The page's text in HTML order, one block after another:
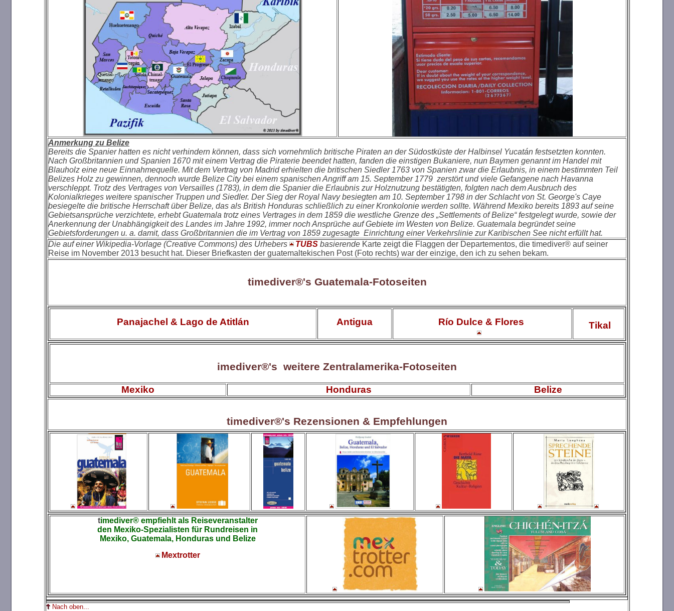
Anmerkung zu Belize
Bereits die Spanier hatten es nicht verhindern können, dass sich vornehmlich britische Piraten an der Südostküste der Halbinsel Yucatán festsetzten konnten.
Nach Großbritannien und Spanien 1670 mit einem Vertrag die Piraterie beendet hatten, fanden die einstigen Bukaniere, nun Baymen genannt im Handel mit
Blauholz eine neue Einnahmequelle. Mit dem Vertrag von Madrid erhielten die britischen Siedler 1763 von Spanien zwar die Erlaubnis, in einem bestimmten Teil
Belizes Holz zu gewinnen, dennoch wurde Belize City bei einem spanischen Angriff am 15. September 1779 zerstört und viele Gefangene nach Havanna
verschleppt. Trotz des Vertrages von Versailles (1783), in dem die Spanier die Erlaubnis zur Holznutzung bestätigten, folgten nach dem Ausbruch des
Kolonialkrieges weitere spanischer Truppen und Siedler. Der Sieg der Royal Navy besiegten am 10. September 1798 in der Schlacht von St. George's Caye
besiegelte die britische Herrschaft über Belize, das als British Honduras schließlich zu einer Kronkolonie werden sollte. Während Mexiko bereits 1893 auf seine
Gebietsansprüche verzichtete, erhebt Guatemala trotz eines Vertrages in dem 1859 die westliche Grenze des „Settlements of Belize“ festgelegt wurde, sowie der
Anerkennung der Unabhängigkeit des Landes im Jahre 1992, immer noch Ansprüche auf Gebiete im Westen von Belize. Guatemala begründet seine
Gebietsforderungen u. a. damit, dass Großbritannien die im Vertrag von 1859 zugesagte Einrichtung einer Verkehrslinie zur Karibischen See nicht erfüllt hat.
Die auf einer Wikipedia-Vorlage (Creative Commons) des Urhebers
TUBS basierende Karte zeigt die Flaggen der Departementos, die timediver® auf seiner
Reise im November 2013 besucht hat. Dieser Briefkasten der guatemaltekischen Post (Foto rechts) war der einzige, den ich zu sehen bekam.
timediver®'s Guatemala-Fotoseiten
Panajachel & Lago de Atitlán Antigua Río Dulce & Flores Tikal
imediver®'s weitere Zentralamerika-Fotoseiten
Mexiko Honduras Belize
timediver®'s Rezensionen & Empfehlungen
timediver® empfiehlt als Reiseveranstalter
den Mexiko-Spezialisten für Rundreisen in
Mexiko, Guatemala, Honduras und Belize
Mextrotter
Nach oben...